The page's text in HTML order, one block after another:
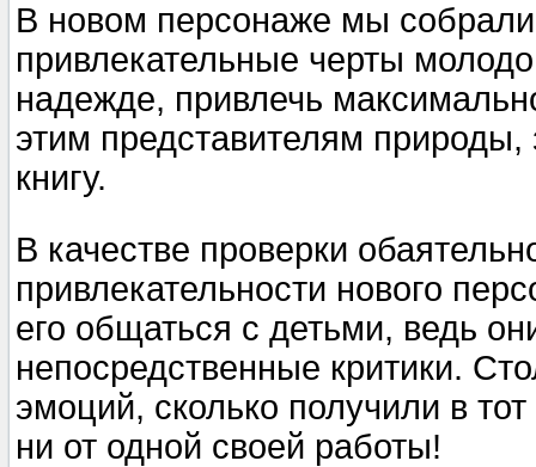
В новом персонаже мы
привлекательные черты
надежде, привлечь
этим представителям
книгу.
В качестве проверки
привлекательности нового
его общаться с детьми, ведь
непосредственные критики.
эмоций, сколько получили в
ни от одной своей работы!